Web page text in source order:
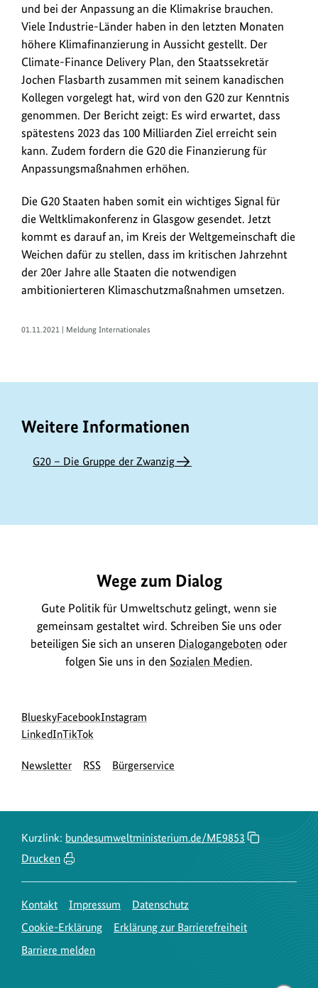
und bei der Anpassung an die Klimakrise brauchen.
Viele Industrie-Länder haben in den letzten Monaten
höhere Klimafinanzierung in Aussicht gestellt. Der
Climate-Finance Delivery Plan, den Staatssekretär
Jochen Flasbarth zusammen mit seinem kanadischen
Kollegen vorgelegt hat, wird von den G20 zur Kenntnis
genommen. Der Bericht zeigt: Es wird erwartet, dass
spätestens 2023 das 100 Milliarden Ziel erreicht sein
kann. Zudem fordern die G20 die Finanzierung für
Anpassungsmaßnahmen erhöhen.
Die G20 Staaten haben somit ein wichtiges Signal für
die Weltklimakonferenz in Glasgow gesendet. Jetzt
kommt es darauf an, im Kreis der Weltgemeinschaft die
Weichen dafür zu stellen, dass im kritischen Jahrzehnt
der 20er Jahre alle Staaten die notwendigen
ambitionierteren Klimaschutzmaßnahmen umsetzen.
01.11.2021 | Meldung Internationales
Weitere Informationen
G20 – Die Gruppe der Zwanzig
Wege zum Dialog
Gute Politik für Umweltschutz gelingt, wenn sie
gemeinsam gestaltet wird. Schreiben Sie uns oder
beteiligen Sie sich an unseren Dialogangeboten oder
folgen Sie uns in den Sozialen Medien.
Social
Media
Blueskyzur
Bluesky-
des
Facebookzur
des
Instagram
des
LinkedInzur
Seite
zur
Seite
TikTok
Newsletter RSS Bürgerservice
Kurzlink: bundesumweltministerium.de/ME9853
Drucken
Kontakt Impressum
Datenschutz
Cookie-Erklärung
Erklärung zur Barrierefreiheit
Barriere melden